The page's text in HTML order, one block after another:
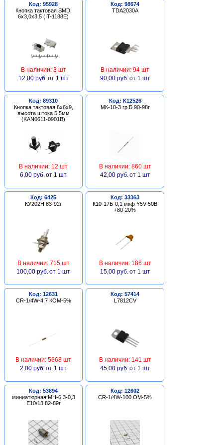
Код: 95928
Кнопка тактовая SMD,
6х3,0х3,5 (IT-1188E)
В наличии: 3 шт
12,00 руб. от 1 шт
Код: 98674
TDA2030A
В наличии: 94 шт
90,00 руб. от 1 шт
Код: 89310
Кнопка тактовая 6х6х9,
высота штока 5,5мм
(KAN0611-0901B)
В наличии: 12 шт
6,00 руб. от 1 шт
Код: К12526
МК-10-3 гр.Б 90-98г
В наличии: 860 шт
42,00 руб. от 1 шт
Код: 6425
КУ202Н 83-92г
В наличии: 715 шт
100,00 руб. от 1 шт
Код: 33363
К10-17Б-0,1 мкф Y5V 50В
+80-20%
В наличии: 186 шт
15,00 руб. от 1 шт
Код: 12631
CR-1/4W-4,7 КОМ-5%
В наличии: 5668 шт
2,00 руб. от 1 шт
Код: 57414
L7812CV
В наличии: 141 шт
45,00 руб. от 1 шт
Код: 53894
миниатюрная:МН-6,3-0,3
Е10/13 82-89г
Код: 12602
CR-1/4W-100 ОМ-5%